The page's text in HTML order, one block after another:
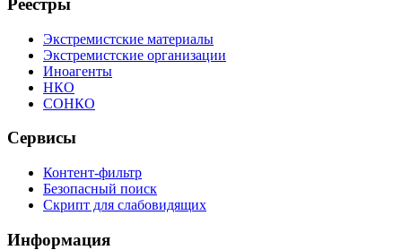
Реестры
Экстремистские материалы
Экстремистские организации
Иноагенты
НКО
СОНКО
Сервисы
Контент-фильтр
Безопасный поиск
Скрипт для слабовидящих
Информация